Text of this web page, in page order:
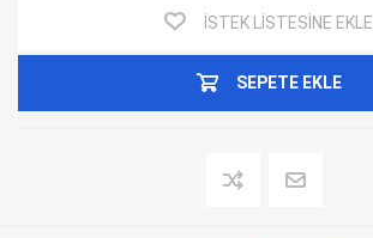
İSTEK LISTESINE EKLE
SEPETE EKLE